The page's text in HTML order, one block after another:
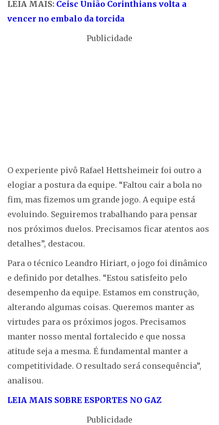
LEIA MAIS: Ceisc União Corinthians volta a
vencer no embalo da torcida
Publicidade
O experiente pivô Rafael Hettsheimeir foi outro a
elogiar a postura da equipe. “Faltou cair a bola no
fim, mas fizemos um grande jogo. A equipe está
evoluindo. Seguiremos trabalhando para pensar
nos próximos duelos. Precisamos ficar atentos aos
detalhes”, destacou.
Para o técnico Leandro Hiriart, o jogo foi dinâmico
e definido por detalhes. “Estou satisfeito pelo
desempenho da equipe. Estamos em construção,
alterando algumas coisas. Queremos manter as
virtudes para os próximos jogos. Precisamos
manter nosso mental fortalecido e que nossa
atitude seja a mesma. É fundamental manter a
competitividade. O resultado será consequência”,
analisou.
LEIA MAIS SOBRE ESPORTES NO GAZ
Publicidade